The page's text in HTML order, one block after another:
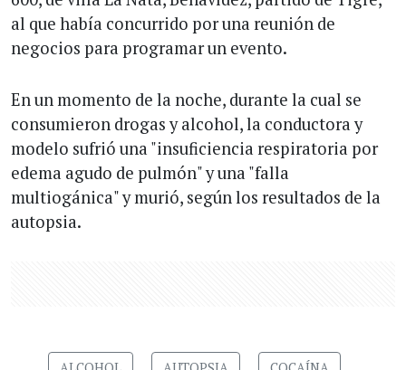
al que había concurrido por una reunión de
negocios para programar un evento.
En un momento de la noche, durante la cual se
consumieron drogas y alcohol, la conductora y
modelo sufrió una "insuficiencia respiratoria por
edema agudo de pulmón" y una "falla
multiogánica" y murió, según los resultados de la
autopsia.